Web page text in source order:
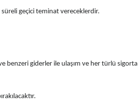
geçici teminat vereceklerdir.
benzeri giderler ile ulaşım ve her türlü sigorta